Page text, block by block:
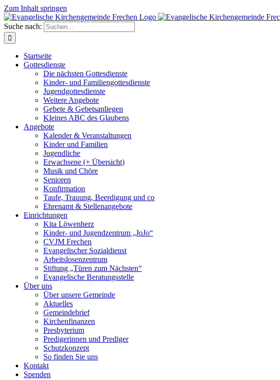
Zum Inhalt springen
Suche nach:
Startseite
Gottesdienste
Die nächsten Gottesdienste
Kinder- und Familiengottesdienste
Jugendgottesdienste
Weitere Angebote
Gebete & Gebetsanliegen
Kleines ABC des Glaubens
Angebote
Kalender & Veranstaltungen
Kinder und Familien
Jugendliche
Erwachsene (+ Übersicht)
Musik und Chöre
Senioren
Konfirmation
Taufe, Trauung, Beerdigung und co
Ehrenamt & Stellenangebote
Einrichtungen
Kita Löwenherz
Kinder- und Jugendzentrum „JoJo“
CVJM Frechen
Evangelischer Sozialdienst
Arbeitslosenzentrum
Stiftung „Türen zum Nächsten“
Evangelische Beratungsstelle
Über uns
Über unsere Gemeinde
Aktuelles
Gemeindebrief
Kirchenfinanzen
Presbyterium
Predigerinnen und Prediger
Schutzkonzept
So finden Sie uns
Kontakt
Spenden